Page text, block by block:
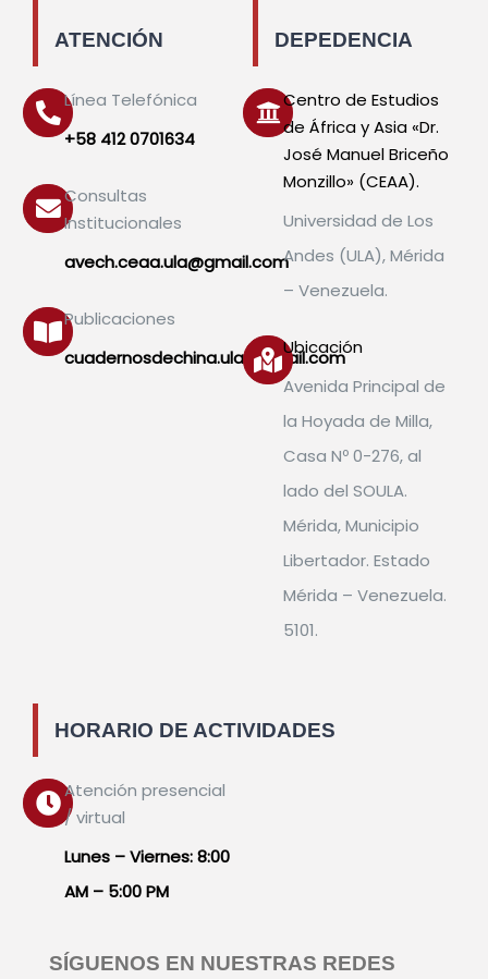
ATENCIÓN DEPEDENCIA
Línea Telefónica
+58 412 0701634
Consultas
Institucionales
avech.ceaa.ula@gmail.com
Publicaciones
cuadernosdechina.ula@gmail.com
Centro de Estudios
de África y Asia «Dr.
José Manuel Briceño
Monzillo» (CEAA).
Universidad de Los
Andes (ULA), Mérida
– Venezuela.
Ubicación
Avenida Principal de
la Hoyada de Milla,
Casa Nº 0-276, al
lado del SOULA.
Mérida, Municipio
Libertador. Estado
Mérida – Venezuela.
5101.
HORARIO DE ACTIVIDADES
Atención presencial
/ virtual
Lunes – Viernes: 8:00
AM – 5:00 PM
SÍGUENOS EN NUESTRAS REDES